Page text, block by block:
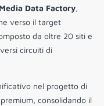
Media Data Factory,
verso il target
da oltre 20 siti e
circuiti di
nel progetto di
consolidando il